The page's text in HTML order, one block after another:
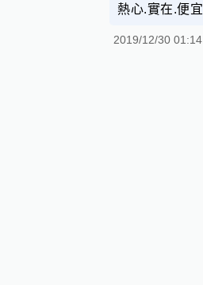
熱心.實在.便宜
2019/12/30 01:14